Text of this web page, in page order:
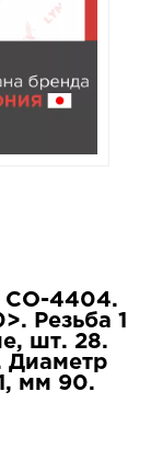
4404.
Резьба 1
шт. 28.
Диаметр
мм 90.